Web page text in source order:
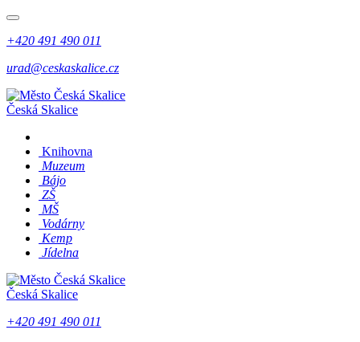
+420 491 490 011
urad@ceskaskalice.cz
Česká Skalice
Knihovna
Muzeum
Bájo
ZŠ
MŠ
Vodárny
Kemp
Jídelna
Česká Skalice
+420 491 490 011